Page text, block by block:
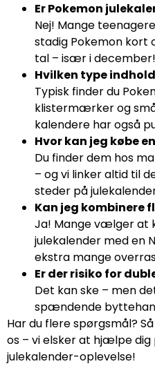
Er Pokemon
Nej! Mange
stadig Pokemon kort
tal – især i december!
Hvilken type
Typisk finder du
klistermærker og
kalendere har også
Hvor kan jeg købe
Du finder dem hos
– og vi linker altid til
steder på
Kan jeg kombinere
Ja! Mange vælger at
julekalender med en
ekstra mange
Er der risiko for
Det kan ske – men
spændende
Har du flere spørgsmål?
os – vi elsker at hjælpe
julekalender-oplevelse!